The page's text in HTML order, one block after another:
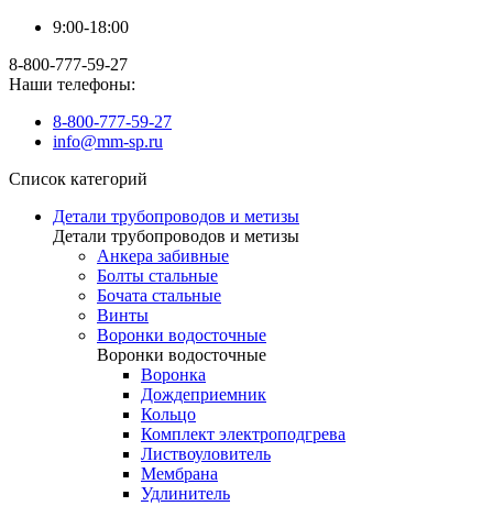
9:00-18:00
8-800-777-59-27
Наши телефоны:
8-800-777-59-27
info@mm-sp.ru
Список категорий
Детали трубопроводов и метизы
Детали трубопроводов и метизы
Анкера забивные
Болты стальные
Бочата стальные
Винты
Воронки водосточные
Воронки водосточные
Воронка
Дождеприемник
Кольцо
Комплект электроподгрева
Листвоуловитель
Мембрана
Удлинитель